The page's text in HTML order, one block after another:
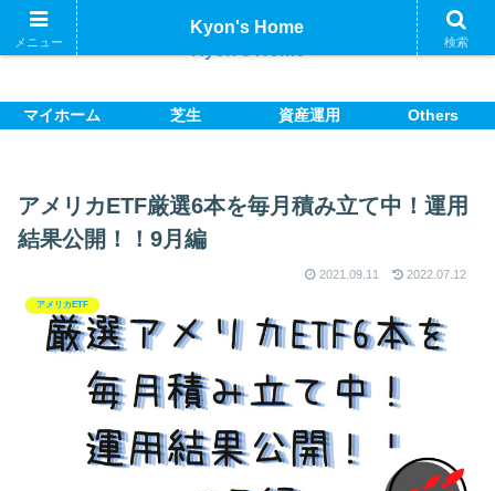
マイホーム 芝生 資産運用 Others
アメリカETF厳選6本を毎月積み立て中！運用
結果公開！！9月編
2021.09.11 2022.07.12
アメリカETF
メニュー
Kyon's Home
検索